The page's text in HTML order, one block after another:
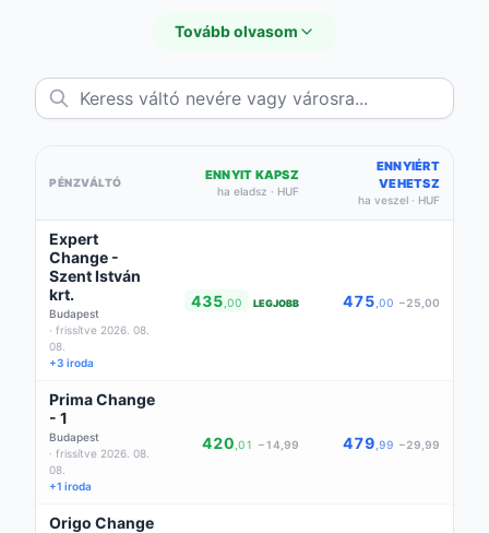
listából láthatod a legjobb jordán dinár vételi
ajánlatokat valutaváltókra lebontva. Az áraik akár
forintos eltéréseket is mutathatnak egymáshoz
helyet is összehasonlítani a tényleges friss jordán
dinár árfolyam mellett.
Tovább olvasom
PÉNZVÁLTÓ ENNYIT KAPSZ
ha eladsz · HUF
ENNYIÉRT
VEHETSZ
ha veszel · HUF
Expert
Change -
Szent István
krt.
Budapest
· frissítve 2026. 08.
08.
+3 iroda
435 ,00 LEGJOBB 475 ,00 −25,00
Prima Change
- 1
Budapest
· frissítve 2026. 08.
08.
+1 iroda
420 ,01 −14,99 479 ,99 −29,99
Origo Change